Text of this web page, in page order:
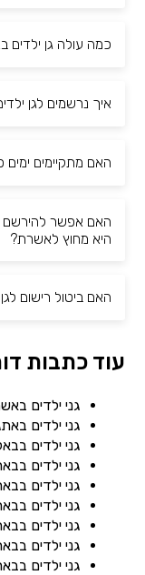
כמה עולה גן ילדים
איך נרשמים לגן
האם מתקיימים ימים
האם אפשר להירשם
היא מחוץ לאשרת?
האם ביטול רישום
עוד כתבות
גני ילדים
גני ילדים
גני ילדים
גני ילדים
גני ילדים
גני ילדים
גני ילדים
גני ילדים
גני ילדים